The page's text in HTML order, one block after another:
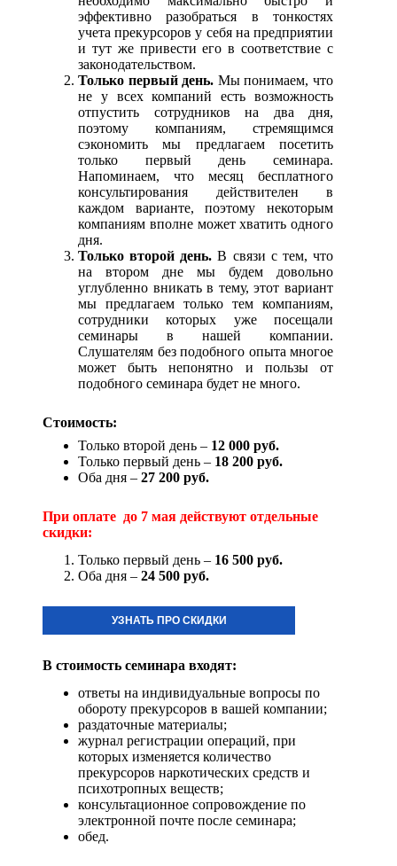
эффективно разобраться в тонкостях
учета прекурсоров у себя на предприятии
и тут же привести его в соответствие с
законодательством.
Только первый день. Мы понимаем, что
не у всех компаний есть возможность
отпустить сотрудников на два дня,
поэтому компаниям, стремящимся
сэкономить мы предлагаем посетить
только первый день семинара.
Напоминаем, что месяц бесплатного
консультирования действителен в
каждом варианте, поэтому некоторым
компаниям вполне может хватить одного
дня.
Только второй день. В связи с тем, что
на втором дне мы будем довольно
углубленно вникать в тему, этот вариант
мы предлагаем только тем компаниям,
сотрудники которых уже посещали
семинары в нашей компании.
Слушателям без подобного опыта многое
может быть непонятно и пользы от
подобного семинара будет не много.
Стоимость:
Только второй день – 12 000 руб.
Только первый день – 18 200 руб.
Оба дня – 27 200 руб.
При оплате до 7 мая действуют отдельные
скидки:
Только первый день – 16 500 руб.
Оба дня – 24 500 руб.
УЗНАТЬ ПРО СКИДКИ
В стоимость семинара входят:
ответы на индивидуальные вопросы по
обороту прекурсоров в вашей компании;
раздаточные материалы;
журнал регистрации операций, при
которых изменяется количество
прекурсоров наркотических средств и
психотропных веществ;
консультационное сопровождение по
электронной почте после семинара;
обед.